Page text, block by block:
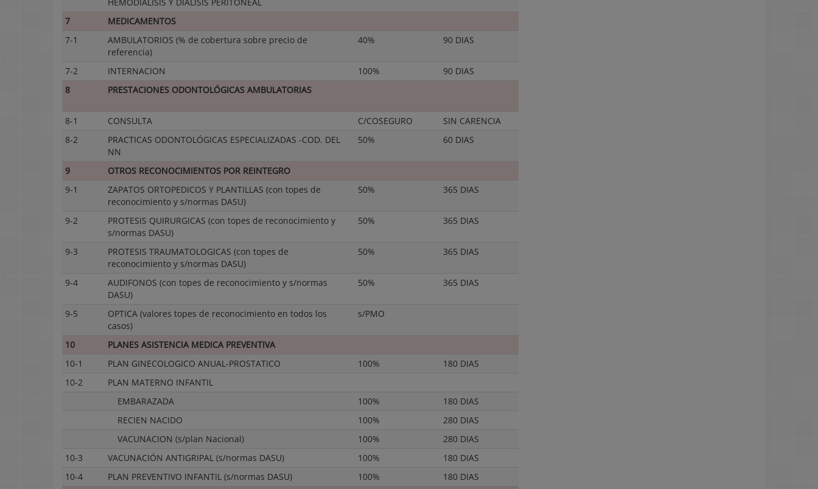
7
MEDICAMENTOS
7-1
AMBULATORIOS (% de cobertura sobre precio de
referencia)
40% 90 DIAS
7-2 INTERNACION 100%
90 DIAS
8
PRESTACIONES ODONTOLÓGICAS AMBULATORIAS
8-1 CONSULTA C/COSEGURO
SIN CARENCIA
8-2
PRACTICAS ODONTOLÓGICAS ESPECIALIZADAS -COD. DEL
NN
50% 60 DIAS
9
OTROS RECONOCIMIENTOS POR REINTEGRO
9-1
ZAPATOS ORTOPEDICOS Y PLANTILLAS (con topes de
reconocimiento y s/normas DASU)
50% 365 DIAS
9-2
PROTESIS QUIRURGICAS (con topes de reconocimiento y
s/normas DASU)
50% 365 DIAS
9-3
PROTESIS TRAUMATOLOGICAS (con topes de
reconocimiento y s/normas DASU)
50% 365 DIAS
9-4
AUDIFONOS (con topes de reconocimiento y s/normas
DASU)
50% 365 DIAS
9-5
OPTICA (valores topes de reconocimiento en todos los
casos)
s/PMO
10
PLANES ASISTENCIA MEDICA PREVENTIVA
10-1
PLAN GINECOLOGICO ANUAL-PROSTATICO 100%
180 DIAS
10-2
PLAN MATERNO INFANTIL
EMBARAZADA
100%
180 DIAS
RECIEN NACIDO
100%
280 DIAS
VACUNACION (s/plan Nacional)
100%
280 DIAS
10-3
VACUNACIÓN ANTIGRIPAL (s/normas DASU) 100%
180 DIAS
10-4
PLAN PREVENTIVO INFANTIL (s/normas DASU) 100%
180 DIAS